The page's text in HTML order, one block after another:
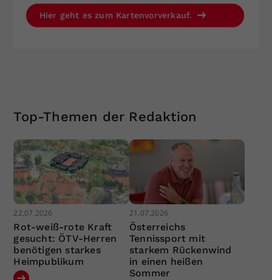
Hier geht es zum Kartenvorverkauf.
Top-Themen der Redaktion
22.07.2026
Rot-weiß-rote Kraft
gesucht: ÖTV-Herren
benötigen starkes
Heimpublikum
21.07.2026
Österreichs
Tennissport mit
starkem Rückenwind
in einen heißen
Sommer